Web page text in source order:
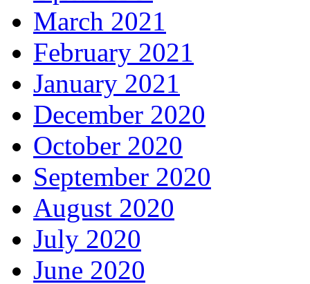
March 2021
February 2021
January 2021
December 2020
October 2020
September 2020
August 2020
July 2020
June 2020